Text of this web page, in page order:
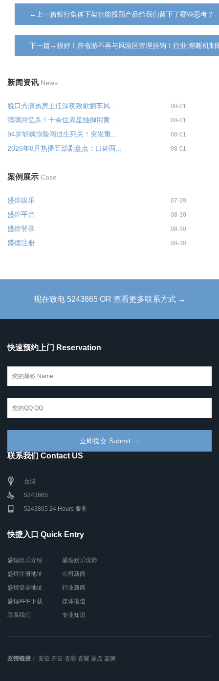
←上一篇银行集体下架智能投顾产品给我们留下了哪些思考？
下一篇→很好！跨省游不再与风险区管理挂钩！行业:熔断机制
新闻资讯 News
脱口秀演员房主任深夜致歉翻车风... 08-01
满满回忆杀！十余位周星驰御用黄... 08-01
94岁胡枫惊险闯过生死关！突发重... 08-01
2026年8月热播五部剧盘点：口碑两... 08-01
案例展示 Case
盛煌娱乐 07-29
盛煌平台 08-30
盛煌登录 08-30
盛煌注册 08-30
现在致电 5243865 OR 查看更多联系方式 →
快速预约上门 Reservation
联系我们 Contact US
台湾
5243865
5243865 24 Hours 服务
快捷入口 Quick Entry
盛煌娱乐介绍
盛煌注册地址
盛煌登录地址
盛煌APP下载
联系我们
盛煌娱乐优势
公司新闻
行业新闻
媒体报道
专业知识
友情链接： 安信 开云 杏彩 杏耀 鼎点 蓝狮